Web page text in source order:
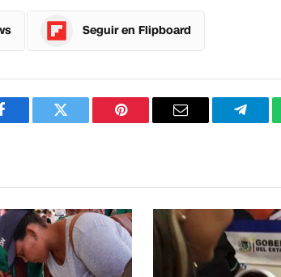
Seguir en Flipboard
FacebookTwitter PinterestCorreo